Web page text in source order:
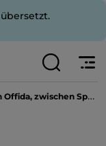
und studentischer Folklore